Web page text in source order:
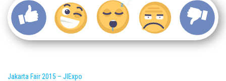
Jakarta Fair 2015 – JIExpo